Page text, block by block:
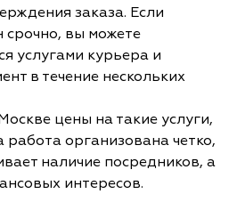
заказа. Если
срочно, вы можете
услугами курьера и
в течение нескольких
цены на такие услуги,
работа организована четко,
наличие посредников, а
интересов.